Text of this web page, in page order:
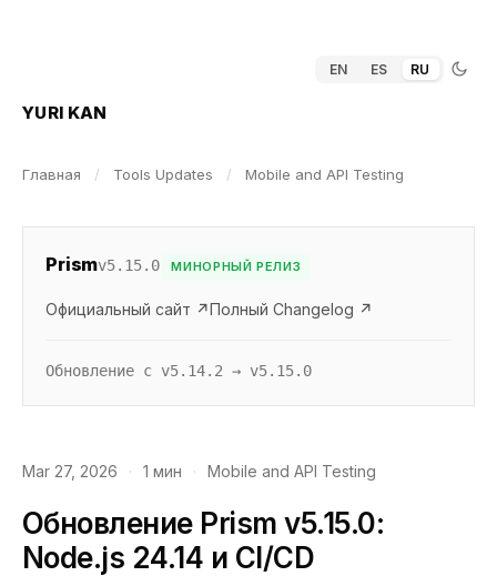
EN ES RU
YURI KAN
Главная / Tools Updates / Mobile and API Testing
Prismv5.15.0 МИНОРНЫЙ РЕЛИЗ
Официальный сайт ↗Полный Changelog ↗
Обновление с v5.14.2 → v5.15.0
Mar 27, 2026 · 1 мин · Mobile and API Testing
Обновление Prism v5.15.0:
Node.js 24.14 и CI/CD